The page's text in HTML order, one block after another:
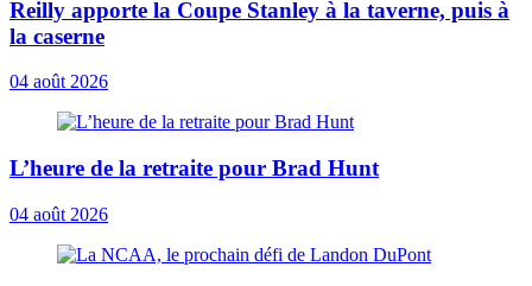
Reilly apporte la Coupe Stanley à la taverne, puis à
la caserne
04 août 2026
L’heure de la retraite pour Brad Hunt
04 août 2026